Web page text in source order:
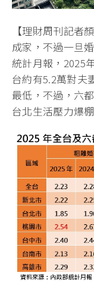
【理財周刊記者
成家，不過一旦
統計月報，2025
台約有5.2萬對夫
最低，不過，六
台北生活壓力爆